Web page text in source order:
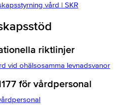
vård | SKR
riktlinjer
vid ohälsosamma levnadsvanor
för vårdpersonal